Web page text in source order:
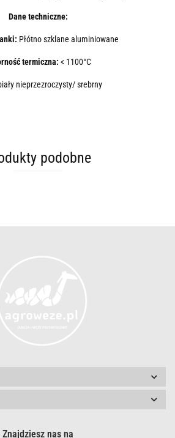
Dane techniczne:
Płótno szklane aluminiowane
termiczna: < 1100°C
nieprzezroczysty/ srebrny
podobne
Znajdziesz nas na